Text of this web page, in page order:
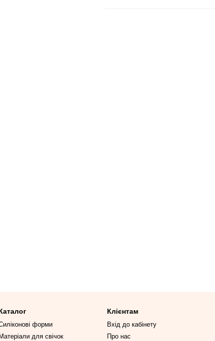
форми
Матеріали для свічок
Клієнтам
Вхід до кабінету
Про нас